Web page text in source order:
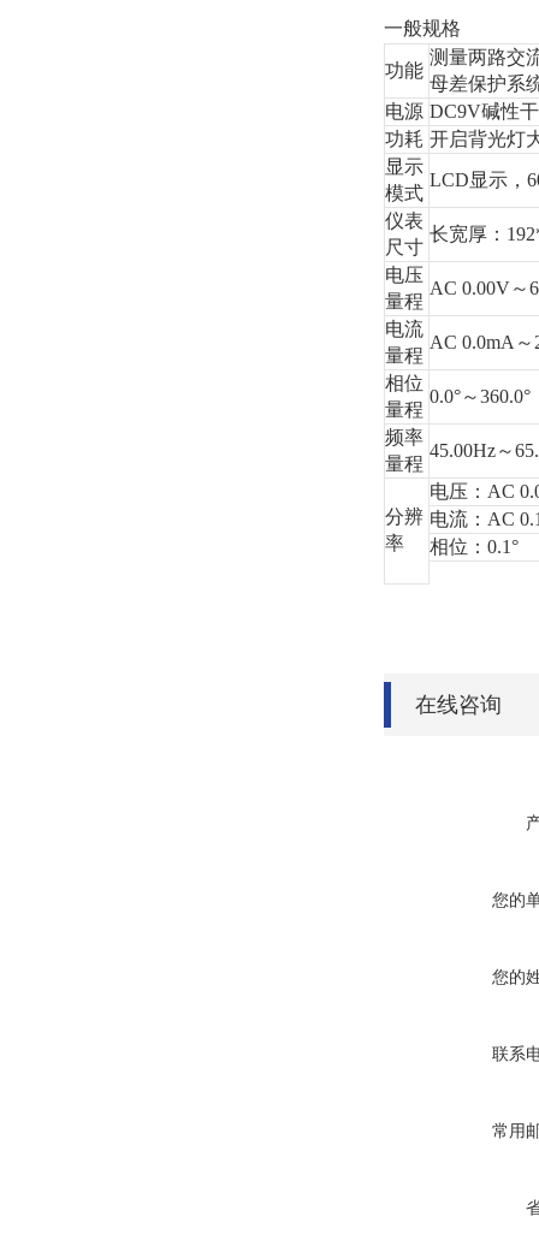
一般规格
功能
测量两路交
母差保护系
电源 DC9V碱性
功耗 开启背光灯
显示
模式
LCD显示，
仪表
尺寸
长宽厚：
电压
量程
AC 0.00V～
电流
量程
AC 0.0mA～
相位
量程
0.0°～360.0°
频率
量程
45.00Hz～
分辨
率
电压：AC
电流：AC
相位：0.1°
在线咨询
您的
您的
联系
常用